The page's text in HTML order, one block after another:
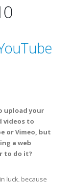
upload your
videos to
or Vimeo, but
a web
to do it?
luck, because